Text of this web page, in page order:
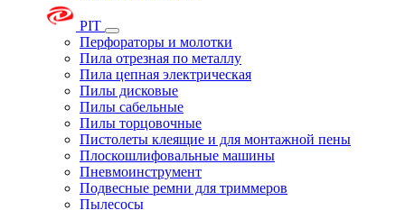
PIT
Перфораторы и молотки
Пила отрезная по металлу
Пила цепная электрическая
Пилы дисковые
Пилы сабельные
Пилы торцовочные
Пистолеты клеящие и для монтажной пены
Плоскошлифовальные машины
Пневмоинструмент
Подвесные ремни для триммеров
Пылесосы